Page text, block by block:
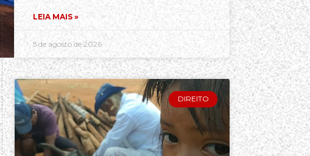
LEIA MAIS »
5 de agosto de 2026
DIREITO